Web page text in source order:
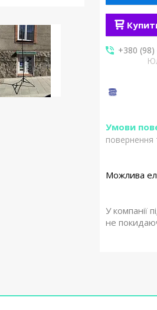
+380
повернення
У компанії
не